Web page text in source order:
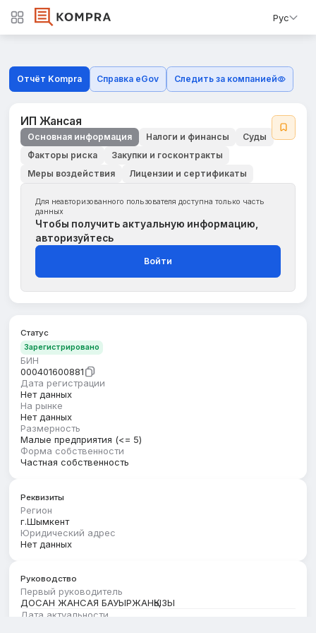
Рус
Отчёт Kompra Справка eGov Следить за компанией
ИП Жансая
Основная информация Налоги и финансы
Суды
Факторы риска
Закупки и госконтракты
Меры воздействия
Лицензии и сертификаты
Для неавторизованного пользователя доступна только часть
данных
Чтобы получить актуальную информацию,
авторизуйтесь
Войти
Статус
Зарегистрировано
БИН
000401600881
Дата регистрации
Нет данных
На рынке
Нет данных
Размерность
Малые предприятия (<= 5)
Форма собственности
Частная собственность
Реквизиты
Регион
г.Шымкент
Юридический адрес
Нет данных
Руководство
Первый руководитель
ДОСАН ЖАНСАЯ БАУЫРЖАНҚЫЗЫ
Дата актуальности